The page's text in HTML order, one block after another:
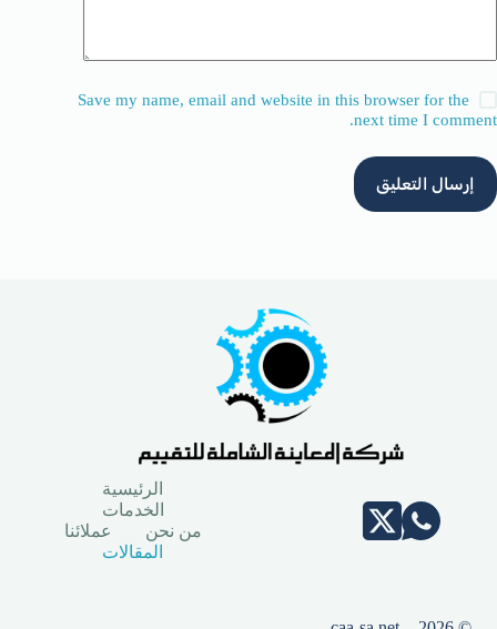
Save my name, email and website in this browser for the
next time I comment.
إرسال التعليق
الرئيسية
الخدمات
من نحن
عملائنا
المقالات